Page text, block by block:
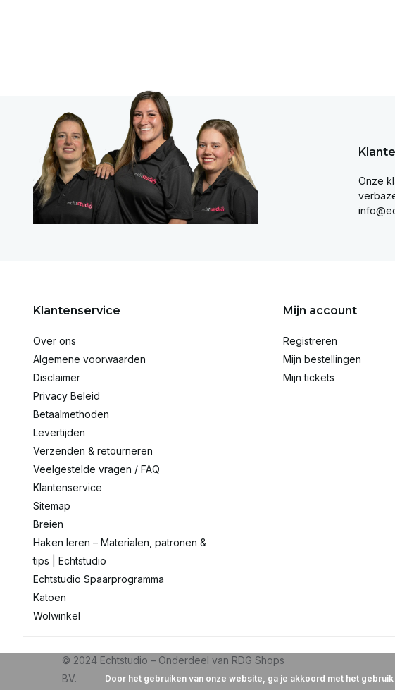
Onze
Klantenservice
Over ons
Algemene voorwaarden
Disclaimer
Privacy Beleid
Betaalmethoden
Levertijden
Verzenden & retourneren
Veelgestelde vragen / FAQ
Klantenservice
Sitemap
Breien
Haken leren – Materialen, patronen &
tips | Echtstudio
Echtstudio Spaarprogramma
Katoen
Wolwinkel
Mijn account
Registreren
Mijn bestellingen
Mijn tickets
Door het gebruiken van onze website, ga je akkoord met het